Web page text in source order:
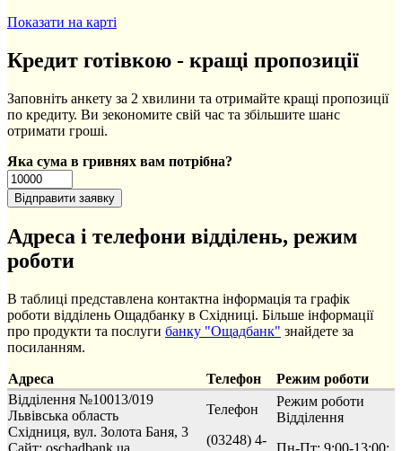
Показати на карті
Кредит готівкою - кращі пропозиції
Заповніть анкету за 2 хвилини та отримайте кращі пропозиції
по кредиту. Ви зекономите свій час та збільшите шанс
отримати гроші.
Яка сума в гривнях вам потрібна?
Адреса і телефони відділень, режим
роботи
В таблиці представлена контактна інформація та графік
роботи відділень Ощадбанку в Східниці. Більше інформації
про продукти та послуги банку "Ощадбанк" знайдете за
посиланням.
Адреса Телефон
Режим роботи
Відділення №10013/019
Львівська область
Східниця, вул. Золота Баня, 3
Телефон
(03248) 4-
Режим роботи
Відділення